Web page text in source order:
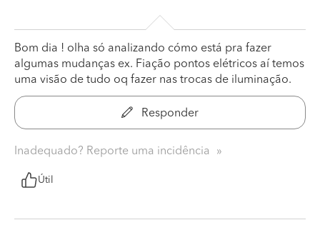
Bom dia ! olha só analizando cómo está pra fazer
algumas mudanças ex. Fiação pontos elétricos aí temos
uma visão de tudo oq fazer nas trocas de iluminação.
Responder
Inadequado? Reporte uma incidência
Útil